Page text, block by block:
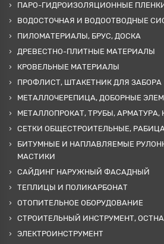
ПАРО-ГИДРОИЗОЛЯЦИОННЫЕ
ВОДОСТОЧНАЯ И ВОДООТВОДНЫЕ
ПИЛОМАТЕРИАЛЫ, БРУС, ДОСКА
ДРЕВЕСТНО-ПЛИТНЫЕ МАТЕРИАЛЫ
КРОВЕЛЬНЫЕ МАТЕРИАЛЫ
ПРОФЛИСТ, ШТАКЕТНИК ДЛЯ ЗАБОРА
МЕТАЛЛОЧЕРЕПИЦА, ДОБОРНЫЕ
МЕТАЛЛОПРОКАТ, ТРУБЫ, АРМАТУРА,
СЕТКИ ОБЩЕСТРОИТЕЛЬНЫЕ,
БИТУМНЫЕ И НАПЛАВЛЯЕМЫЕ
МАСТИКИ
САЙДИНГ НАРУЖНЫЙ ФАСАДНЫЙ
ТЕПЛИЦЫ И ПОЛИКАРБОНАТ
ОТОПИТЕЛЬНОЕ ОБОРУДОВАНИЕ
СТРОИТЕЛЬНЫЙ ИНСТРУМЕНТ,
ЭЛЕКТРОИНСТРУМЕНТ